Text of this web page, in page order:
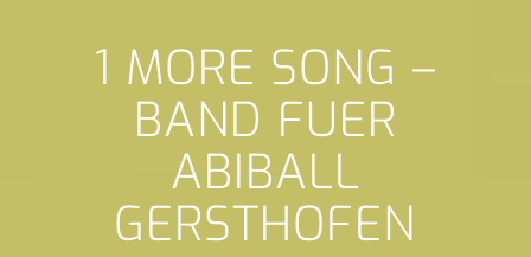
1 MORE SONG –
BAND FUER
ABIBALL
GERSTHOFEN